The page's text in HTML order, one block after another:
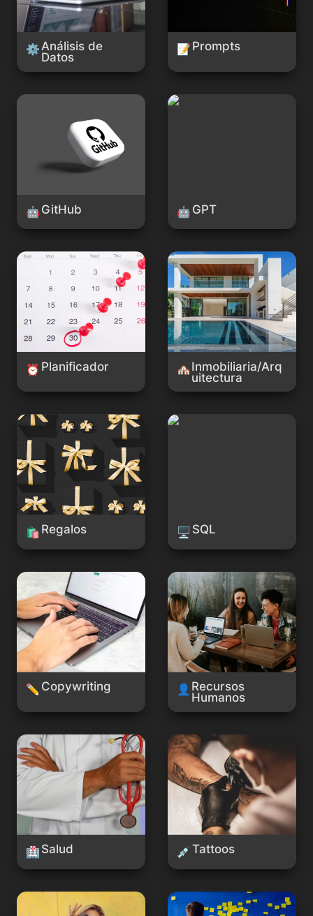
⚙Análisis de
Datos
📝 Prompts
GitHub
🤖 GitHub
GPT
🤖 GPT
Planificador
⏰ Planificador
Inmobiliaria/Arquitectura
🏘️Inmobiliaria/Arq
uitectura
Regalos
🛍️ Regalos
SQL
🖥️ SQL
Copywriting
✏️ Copywriting
Recursos Humanos
👤 Recursos
Humanos
Salud
🏥 Salud
Tattoos
💉 Tattoos
Fashion y Moda Startup